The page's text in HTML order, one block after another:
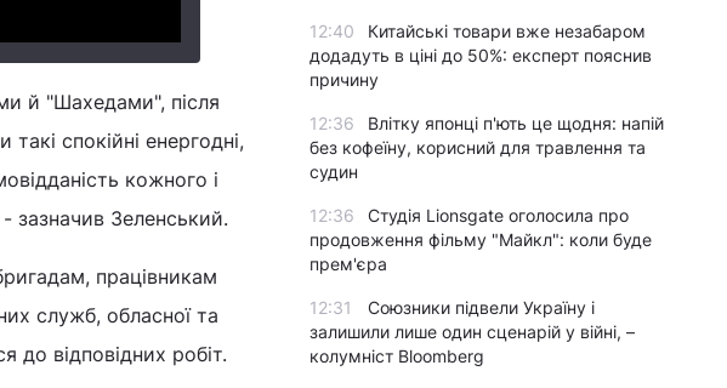
й "Шахедами", після
спокійні енергодні,
кожного і
зазначив Зеленський.
працівникам
служб, обласної та
до відповідних робіт.
12:40
Китайські товари вже незабаром
додадуть в ціні до 50%: експерт пояснив
причину
12:36
Влітку японці п'ють це щодня: напій
без кофеїну, корисний для травлення та
судин
12:36
Студія Lionsgate оголосила про
продовження фільму "Майкл": коли буде
прем'єра
12:31
Союзники підвели Україну і
залишили лише один сценарій у війні, –
колумніст Bloomberg